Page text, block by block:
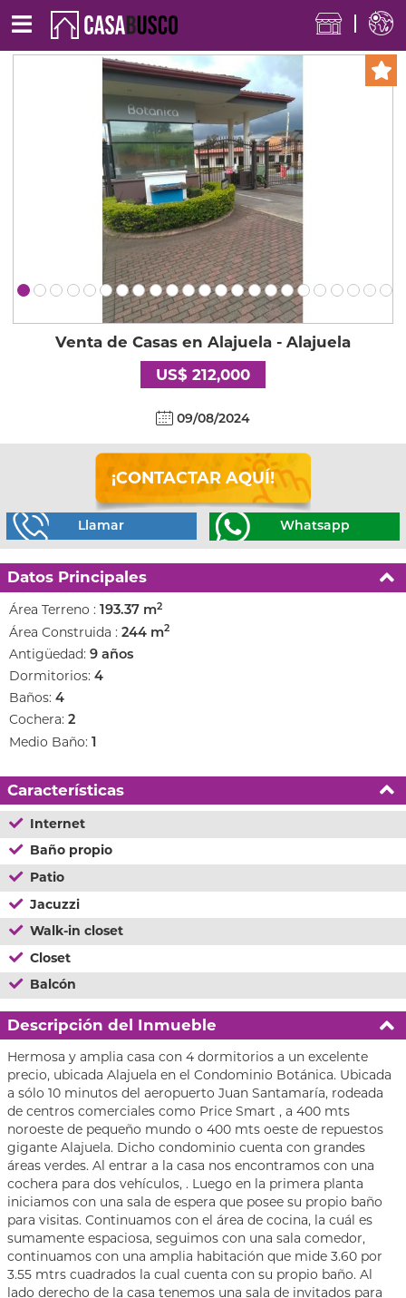
Venta de Casas en Alajuela - Alajuela
US$ 212,000
09/08/2024
¡CONTACTAR AQUÍ!
Llamar Whatsapp
Datos Principales
Área Terreno : 193.37 m2
Área Construida : 244 m2
Antigüedad: 9 años
Dormitorios: 4
Baños: 4
Cochera: 2
Medio Baño: 1
Características
Internet
Baño propio
Patio
Jacuzzi
Walk-in closet
Closet
Balcón
Descripción del Inmueble
Hermosa y amplia casa con 4 dormitorios a un excelente
precio, ubicada Alajuela en el Condominio Botánica. Ubicada
a sólo 10 minutos del aeropuerto Juan Santamaría, rodeada
de centros comerciales como Price Smart , a 400 mts
noroeste de pequeño mundo o 400 mts oeste de repuestos
gigante Alajuela. Dicho condominio cuenta con grandes
áreas verdes. Al entrar a la casa nos encontramos con una
cochera para dos vehículos, . Luego en la primera planta
iniciamos con una sala de espera que posee su propio baño
para visitas. Continuamos con el área de cocina, la cuál es
sumamente espaciosa, seguimos con una sala comedor,
continuamos con una amplia habitación que mide 3.60 por
3.55 mtrs cuadrados la cual cuenta con su propio baño. Al
lado derecho de la casa tenemos una sala de invitados para